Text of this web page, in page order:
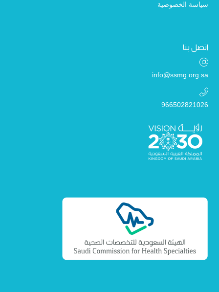
سياسة الخصوصية
اتصل بنا
info@ssmg.org.sa
966502821026